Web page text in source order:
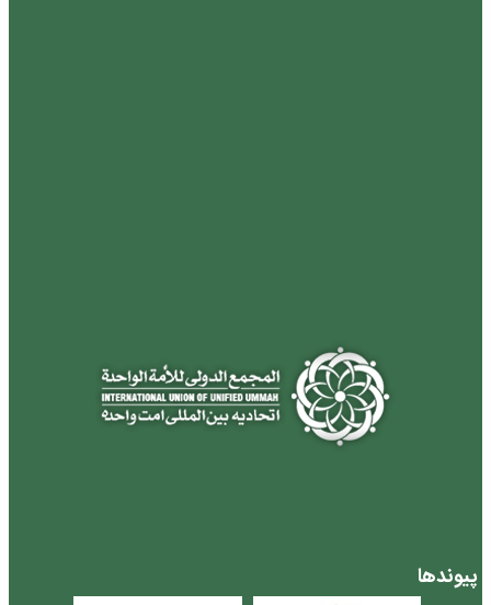
پیوندها